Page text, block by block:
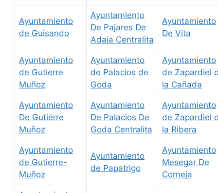
Ayuntamiento
de Guisando
Ayuntamiento
De Pajares De
Adaja Centralita
Ayuntamiento
De Vita
Ayuntamiento
de Gutierre
Muñoz
Ayuntamiento
de Palacios de
Goda
Ayuntamiento
de Zapardiel
la Cañada
Ayuntamiento
De Gutiérre
Muñoz
Ayuntamiento
De Palacios De
Goda Centralita
Ayuntamiento
de Zapardiel
la Ribera
Ayuntamiento
de Gutierre-
Muñoz
Ayuntamiento
de Papatrigo
Ayuntamiento
Mesegar De
Corneja